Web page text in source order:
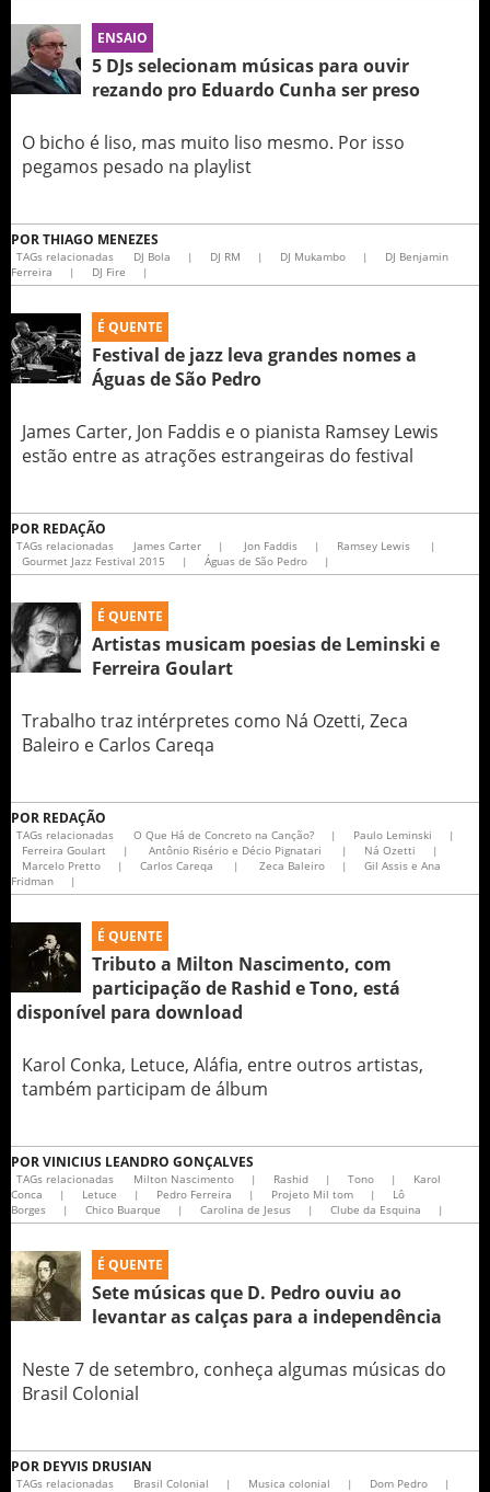
ENSAIO
5 DJs selecionam músicas para ouvir
rezando pro Eduardo Cunha ser preso
O bicho é liso, mas muito liso mesmo. Por isso
pegamos pesado na playlist
PORTHIAGO MENEZES
TAGs relacionadas DJ Bola | DJ RM | DJ Mukambo |
DJ Benjamin
| DJ Fire |
É QUENTE
Festival de jazz leva grandes nomes a
Águas de São Pedro
James Carter, Jon Faddis e o pianista Ramsey Lewis
estão entre as atrações estrangeiras do festival
POR REDAÇÃO
TAGs relacionadas James Carter | Jon Faddis | Ramsey Lewis
|
Gourmet Jazz Festival 2015
| Águas de São Pedro |
É QUENTE
Artistas musicam poesias de Leminski e
Ferreira Goulart
Trabalho traz intérpretes como Ná Ozetti, Zeca
Baleiro e Carlos Careqa
POR REDAÇÃO
TAGs relacionadas O Que Há de Concreto na Canção? | Paulo Leminski
|
Ferreira Goulart
| Antônio Risério e Décio Pignatari | Ná Ozetti
|
Marcelo Pretto
| Carlos Careqa | Zeca Baleiro |
Gil Assis e Ana
Fridman
|
É QUENTE
Tributo a Milton Nascimento, com
participação de Rashid e Tono, está
disponível para download
Karol Conka, Letuce, Aláfia, entre outros artistas,
também participam de álbum
PORVINICIUS LEANDRO GONÇALVES
TAGs relacionadas Milton Nascimento | Rashid | Tono |
Karol
Conca
| Letuce | Pedro Ferreira | Projeto Mil tom |
Lô
Borges
| Chico Buarque | Carolina de Jesus | Clube da Esquina |
É QUENTE
Sete músicas que D. Pedro ouviu ao
levantar as calças para a independência
Neste 7 de setembro, conheça algumas músicas do
Brasil Colonial
POR DEYVIS DRUSIAN
TAGs relacionadas Brasil Colonial | Musica colonial | Dom Pedro |